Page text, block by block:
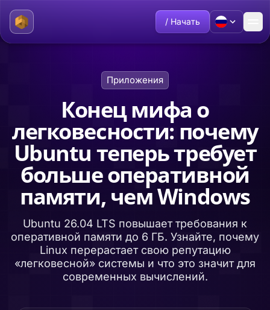
/ Начать
Приложения
Конец мифа о
легковесности: почему
Ubuntu теперь требует
больше оперативной
памяти, чем Windows
Ubuntu 26.04 LTS повышает требования к
оперативной памяти до 6 ГБ. Узнайте, почему
Linux перерастает свою репутацию
«легковесной» системы и что это значит для
современных вычислений.